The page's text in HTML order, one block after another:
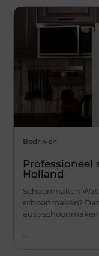
Bedrijven
Holland
Schoonmaken
schoonmaken?
auto